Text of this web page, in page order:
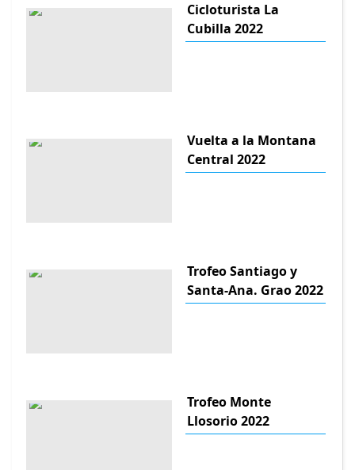
Cicloturista La
Cubilla 2022
Vuelta a la Montana
Central 2022
Trofeo Santiago y
Santa-Ana. Grao 2022
Trofeo Monte
Llosorio 2022